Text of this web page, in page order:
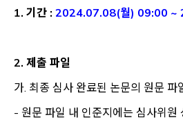
1. 기간 : 2024.07.08(월) 09:00 ~
2. 제출 파일
가. 최종 심사 완료된 논문의 원문 파
- 원문 파일 내 인준지에는 심사위원